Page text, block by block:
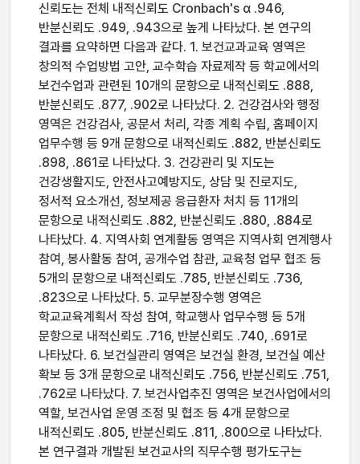
신뢰도는 전체 내적신뢰도 Cronbach's α .946,
반분신뢰도 .949, .943으로 높게 나타났다. 본 연구의
결과를 요약하면 다음과 같다. 1. 보건교과교육 영역은
창의적 수업방법 고안, 교수학습 자료제작 등 학교에서의
보건수업과 관련된 10개의 문항으로 내적신뢰도 .888,
반분신뢰도 .877, .902로 나타났다. 2. 건강검사와 행정
영역은 건강검사, 공문서 처리, 각종 계획 수립, 홈페이지
업무수행 등 9개 문항으로 내적신뢰도 .882, 반분신뢰도
.898, .861로 나타났다. 3. 건강관리 및 지도는
건강생활지도, 안전사고예방지도, 상담 및 진로지도,
정서적 요소개선, 정보제공 응급환자 처치 등 11개의
문항으로 내적신뢰도 .882, 반분신뢰도 .880, .884로
나타났다. 4. 지역사회 연계활동 영역은 지역사회 연계행사
참여, 봉사활동 참여, 공개수업 참관, 교육청 업무 협조 등
5개의 문항으로 내적신뢰도 .785, 반분신뢰도 .736,
.823으로 나타났다. 5. 교무분장수행 영역은
학교교육계획서 작성 참여, 학교행사 업무수행 등 5개
문항으로 내적신뢰도 .716, 반분신뢰도 .740, .691로
나타났다. 6. 보건실관리 영역은 보건실 환경, 보건실 예산
확보 등 3개 문항으로 내적신뢰도 .756, 반분신뢰도 .751,
.762로 나타났다. 7. 보건사업추진 영역은 보건사업에서의
역할, 보건사업 운영 조정 및 협조 등 4개 문항으로
내적신뢰도 .805, 반분신뢰도 .811, .800으로 나타났다.
본 연구결과 개발된 보건교사의 직무수행 평가도구는